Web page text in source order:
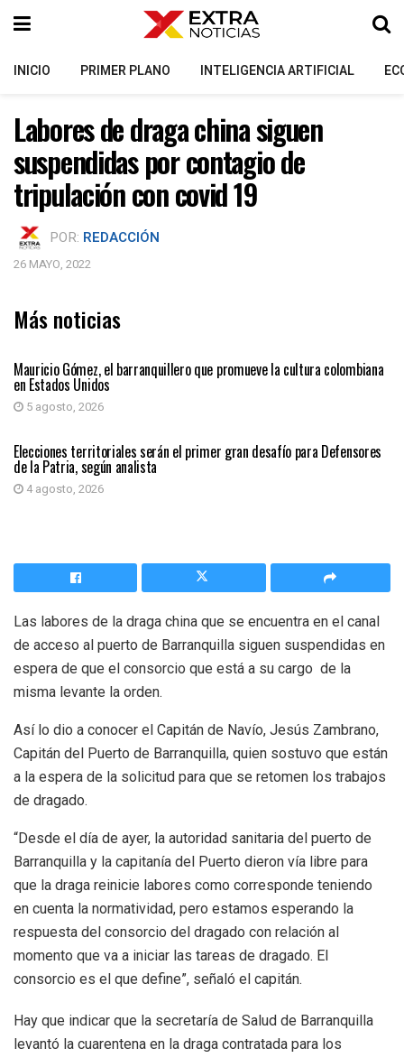
INICIO PRIMER PLANO INTELIGENCIA ARTIFICIAL
Labores de draga china siguen
suspendidas por contagio de
tripulación con covid 19
POR: REDACCIÓN
26 MAYO, 2022
Más noticias
Mauricio Gómez, el barranquillero que promueve la cultura colombiana
en Estados Unidos
5 agosto, 2026
PRIMER PLANO
Elecciones territoriales serán el primer gran desafío para Defensores
de la Patria, según analista
4 agosto, 2026
Las labores de la draga china que se encuentra en el canal
de acceso al puerto de Barranquilla siguen suspendidas en
espera de que el consorcio que está a su cargo de la
misma levante la orden.
Así lo dio a conocer el Capitán de Navío, Jesús Zambrano,
Capitán del Puerto de Barranquilla, quien sostuvo que están
a la espera de la solicitud para que se retomen los trabajos
de dragado.
“Desde el día de ayer, la autoridad sanitaria del puerto de
Barranquilla y la capitanía del Puerto dieron vía libre para
que la draga reinicie labores como corresponde teniendo
en cuenta la normatividad, pero estamos esperando la
respuesta del consorcio del dragado con relación al
momento que va a iniciar las tareas de dragado. El
consorcio es el que define”, señaló el capitán.
Hay que indicar que la secretaría de Salud de Barranquilla
levantó la cuarentena en la draga contratada para los